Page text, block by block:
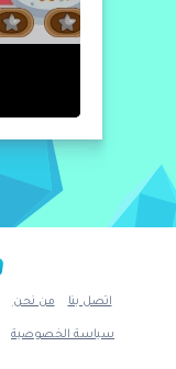
اتصل بنا من نحن
سياسة الخصوصية